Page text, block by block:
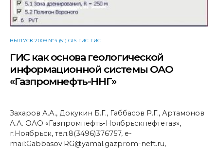
ВЫПУСК 2009 №4 (51) GIS ГИС ГИС
ГИС как основа геологической
информационной системы ОАО
«Газпромнефть-ННГ»
Захаров А.А., Докукин Б.Г., Габбасов Р.Г., Артамонов
А.А. ОАО «Газпромнефть-Ноябрьскнефтегаз»,
г.Ноябрьск, тел.8(3496)376757, e-
mail:Gabbasov.RG@yamal.gazprom-neft.ru,